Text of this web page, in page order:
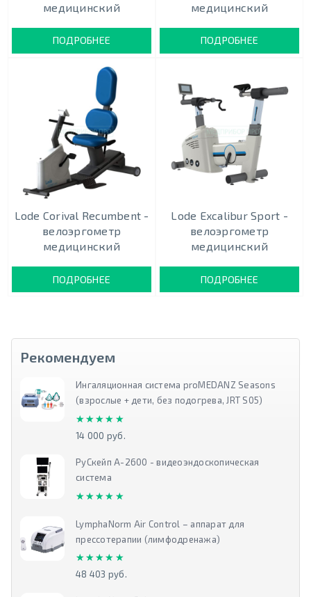
медицинский
ПОДРОБНЕЕ
медицинский
ПОДРОБНЕЕ
Lode Corival Recumbent -
велоэргометр
медицинский
ПОДРОБНЕЕ
Lode Excalibur Sport -
велоэргометр
медицинский
ПОДРОБНЕЕ
Рекомендуем
Ингаляционная система proMEDANZ Seasons
(взрослые + дети, без подогрева, JRT S05)
★★★★★
★★★★★
14 000 руб.
РуСкейп А-2600 - видеоэндоскопическая
система
★★★★★
★★★★★
LymphaNorm Air Control – аппарат для
прессотерапии (лимфодренажа)
★★★★★
★★★★★
48 403 руб.